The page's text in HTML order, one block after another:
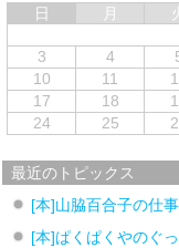
日
月
3
4
10
11
17
18
24
25
最近のトピックス
[本]山脇百合子の仕
[本]ぱくぱくやのぐ